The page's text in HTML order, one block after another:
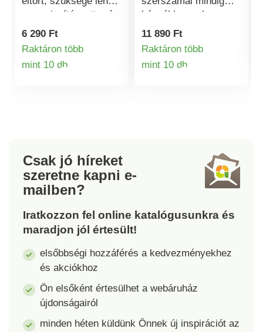
erre a javítószettre és
a csavarhúzóra. Ezzel
és szakszerűen
megerősítheti a fa,
6 290 Ft
Raktáron több
mint 10 dbTermékinformációk
kéznél lesznek ezen a
sokoldalú polcon,
8 állítható tartóval
rendelkezik.
11 890 Ft
Raktáron több
mint 10 db
Csak jó híreket
szeretne kapni e-
mailben?
Iratkozzon fel online katalógusunkra és
maradjon jól értesült!
elsőbbségi hozzáférés a kedvezményekhez
és akciókhoz
Ön elsőként értesülhet a webáruház
újdonságairól
minden héten küldünk Önnek új inspirációt az